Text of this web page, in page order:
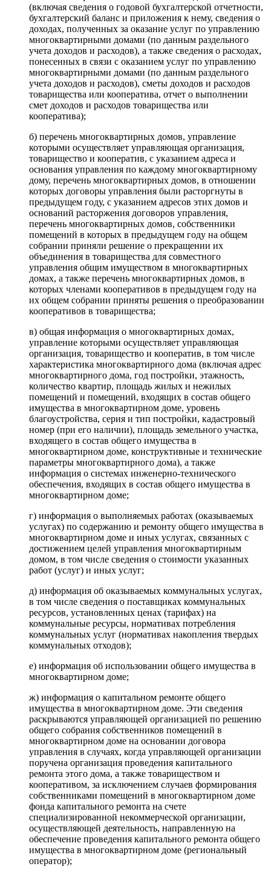
(включая сведения о годовой бухгалтерской отчетности,
бухгалтерский баланс и приложения к нему, сведения о
доходах, полученных за оказание услуг по управлению
многоквартирными домами (по данным раздельного
учета доходов и расходов), а также сведения о расходах,
понесенных в связи с оказанием услуг по управлению
многоквартирными домами (по данным раздельного
учета доходов и расходов), сметы доходов и расходов
товарищества или кооператива, отчет о выполнении
смет доходов и расходов товарищества или
кооператива);
б) перечень многоквартирных домов, управление
которыми осуществляет управляющая организация,
товарищество и кооператив, с указанием адреса и
основания управления по каждому многоквартирному
дому, перечень многоквартирных домов, в отношении
которых договоры управления были расторгнуты в
предыдущем году, с указанием адресов этих домов и
оснований расторжения договоров управления,
перечень многоквартирных домов, собственники
помещений в которых в предыдущем году на общем
собрании приняли решение о прекращении их
объединения в товарищества для совместного
управления общим имуществом в многоквартирных
домах, а также перечень многоквартирных домов, в
которых членами кооперативов в предыдущем году на
их общем собрании приняты решения о преобразовании
кооперативов в товарищества;
в) общая информация о многоквартирных домах,
управление которыми осуществляет управляющая
организация, товарищество и кооператив, в том числе
характеристика многоквартирного дома (включая адрес
многоквартирного дома, год постройки, этажность,
количество квартир, площадь жилых и нежилых
помещений и помещений, входящих в состав общего
имущества в многоквартирном доме, уровень
благоустройства, серия и тип постройки, кадастровый
номер (при его наличии), площадь земельного участка,
входящего в состав общего имущества в
многоквартирном доме, конструктивные и технические
параметры многоквартирного дома), а также
информация о системах инженерно-технического
обеспечения, входящих в состав общего имущества в
многоквартирном доме;
г) информация о выполняемых работах (оказываемых
услугах) по содержанию и ремонту общего имущества в
многоквартирном доме и иных услугах, связанных с
достижением целей управления многоквартирным
домом, в том числе сведения о стоимости указанных
работ (услуг) и иных услуг;
д) информация об оказываемых коммунальных услугах,
в том числе сведения о поставщиках коммунальных
ресурсов, установленных ценах (тарифах) на
коммунальные ресурсы, нормативах потребления
коммунальных услуг (нормативах накопления твердых
коммунальных отходов);
е) информация об использовании общего имущества в
многоквартирном доме;
ж) информация о капитальном ремонте общего
имущества в многоквартирном доме. Эти сведения
раскрываются управляющей организацией по решению
общего собрания собственников помещений в
многоквартирном доме на основании договора
управления в случаях, когда управляющей организации
поручена организация проведения капитального
ремонта этого дома, а также товариществом и
кооперативом, за исключением случаев формирования
собственниками помещений в многоквартирном доме
фонда капитального ремонта на счете
специализированной некоммерческой организации,
осуществляющей деятельность, направленную на
обеспечение проведения капитального ремонта общего
имущества в многоквартирном доме (региональный
оператор);